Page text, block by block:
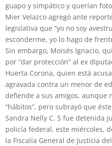
guapo y simpático y querían
Mier Velazco agregó ante
legislativa que “yo no soy
esconderme, yo lo hago de
Sin embargo, Moisés Ignacio,
por “dar protección” al ex
Huerta Corona, quien está
agravada contra un menor de
defiende a sus amigos, aunque
“hábitos”, pero subrayó que
Sandra Nelly C. S fue detenida
policía federal, este miércoles,
la Fiscalía General de Justicia